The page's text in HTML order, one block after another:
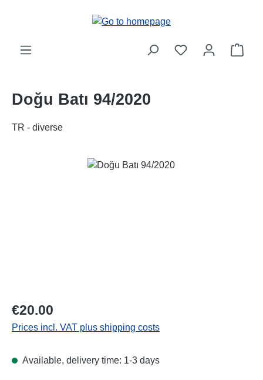
Doğu Batı 94/2020
TR - diverse
Skip image gallery
Regular price:
€20.00
Prices incl. VAT plus shipping costs
Available, delivery time: 1-3 days